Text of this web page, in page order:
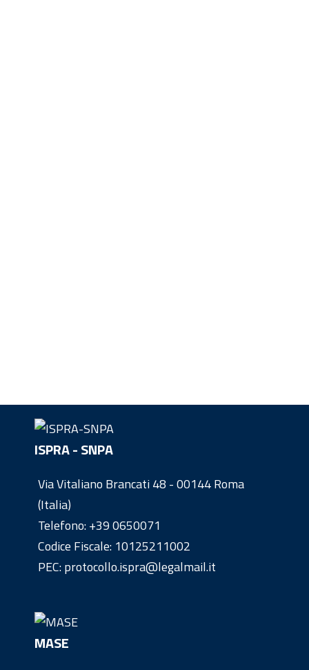
ISPRA - SNPA
Via Vitaliano Brancati 48 - 00144 Roma
(Italia)
Telefono:+39 0650071
Codice Fiscale: 10125211002
PEC: protocollo.ispra@legalmail.it
MASE